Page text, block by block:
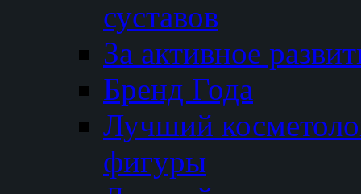
суставов
За активное
Бренд Года
Лучший
фигуры